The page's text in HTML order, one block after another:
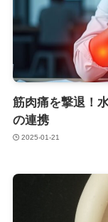
筋肉痛を撃退！
の連携
2025-01-21